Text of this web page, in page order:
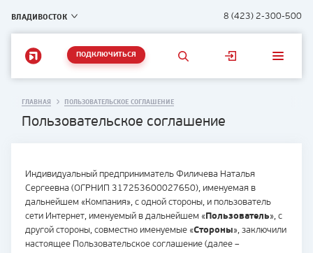
ВЛАДИВОСТОК 8 (423) 2-300-500
ПОДКЛЮЧИТЬСЯ
ГЛАВНАЯ ПОЛЬЗОВАТЕЛЬСКОЕ СОГЛАШЕНИЕ
Пользовательское соглашение
Индивидуальный предприниматель Филичева Наталья
Сергеевна (ОГРНИП 317253600027650), именуемая в
дальнейшем «Компания», с одной стороны, и пользователь
сети Интернет, именуемый в дальнейшем «Пользователь», с
другой стороны, совместно именуемые «Стороны», заключили
настоящее Пользовательское соглашение (далее –